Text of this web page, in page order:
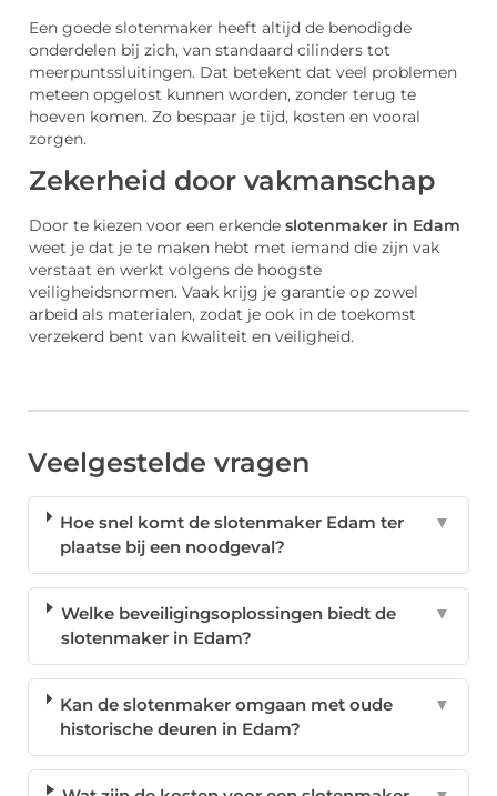
Een goede slotenmaker heeft altijd de benodigde
onderdelen bij zich, van standaard cilinders tot
meerpuntssluitingen. Dat betekent dat veel problemen
meteen opgelost kunnen worden, zonder terug te
hoeven komen. Zo bespaar je tijd, kosten en vooral
zorgen.
Zekerheid door vakmanschap
Door te kiezen voor een erkende slotenmaker in Edam
weet je dat je te maken hebt met iemand die zijn vak
verstaat en werkt volgens de hoogste
veiligheidsnormen. Vaak krijg je garantie op zowel
arbeid als materialen, zodat je ook in de toekomst
verzekerd bent van kwaliteit en veiligheid.
Veelgestelde vragen
Hoe snel komt de slotenmaker Edam ter
plaatse bij een noodgeval?
▼
Welke beveiligingsoplossingen biedt de
slotenmaker in Edam?
▼
Kan de slotenmaker omgaan met oude
historische deuren in Edam?
▼